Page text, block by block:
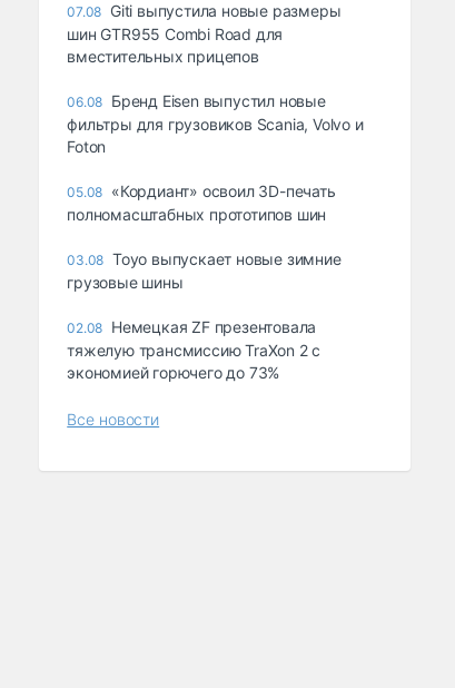
07.08 Giti выпустила новые размеры
шин GTR955 Combi Road для
вместительных прицепов
06.08 Бренд Eisen выпустил новые
фильтры для грузовиков Scania, Volvo и
Foton
05.08 «Кордиант» освоил 3D-печать
полномасштабных прототипов шин
03.08 Toyo выпускает новые зимние
грузовые шины
02.08 Немецкая ZF презентовала
тяжелую трансмиссию TraXon 2 с
экономией горючего до 73%
Все новости